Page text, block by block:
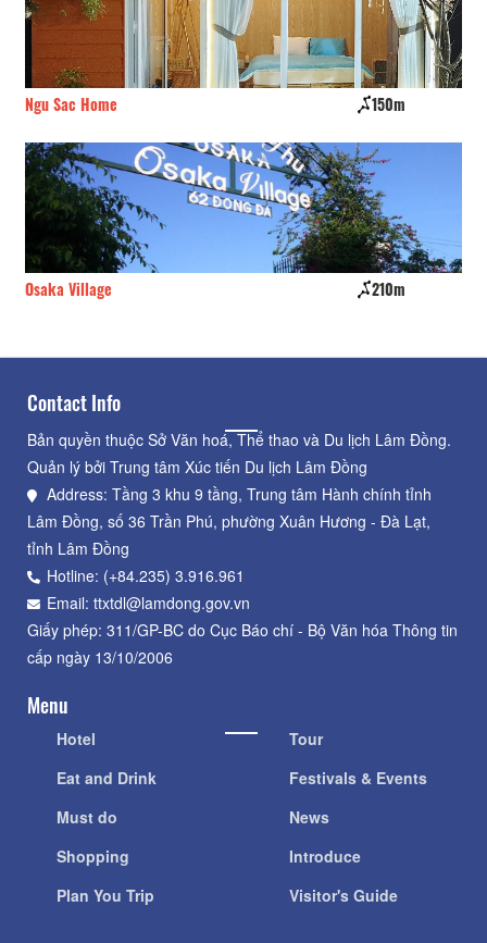
Ngu Sac Home 150m
Osaka Village 210m
Contact Info
Bản quyền thuộc Sở Văn hoá, Thể thao và Du lịch Lâm Đồng.
Quản lý bởi Trung tâm Xúc tiến Du lịch Lâm Đồng
Address: Tầng 3 khu 9 tầng, Trung tâm Hành chính tỉnh
Lâm Đồng, số 36 Trần Phú, phường Xuân Hương - Đà Lạt,
tỉnh Lâm Đồng
Hotline: (+84.235) 3.916.961
Email: ttxtdl@lamdong.gov.vn
Giấy phép: 311/GP-BC do Cục Báo chí - Bộ Văn hóa Thông tin
cấp ngày 13/10/2006
Menu
Hotel
Eat and Drink
Must do
Shopping
Plan You Trip
Tour
Festivals & Events
News
Introduce
Visitor's Guide